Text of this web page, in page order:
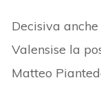
Decisiva
Valensise la
Matteo